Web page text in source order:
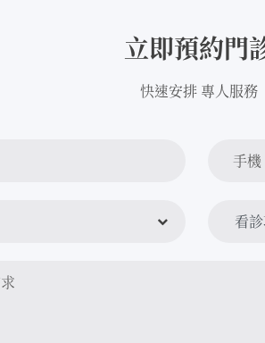
立即預約門
快速安排 專人服務